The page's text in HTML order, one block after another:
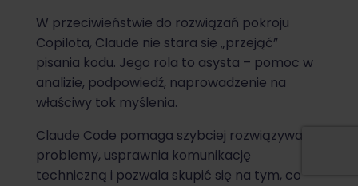
W przeciwieństwie do rozwiązań pokroju
Copilota, Claude nie stara się „przejąć”
pisania kodu. Jego rola to asysta – pomoc w
analizie, podpowiedź, naprowadzenie na
właściwy tok myślenia.
Claude Code pomaga szybciej rozwiązywać
problemy, usprawnia komunikację
techniczną i pozwala skupić się na tym, co